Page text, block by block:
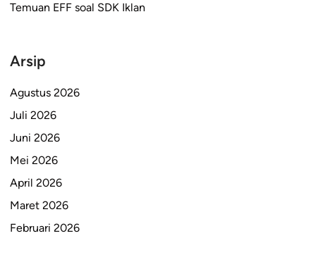
Temuan EFF soal SDK Iklan
Arsip
Agustus 2026
Juli 2026
Juni 2026
Mei 2026
April 2026
Maret 2026
Februari 2026